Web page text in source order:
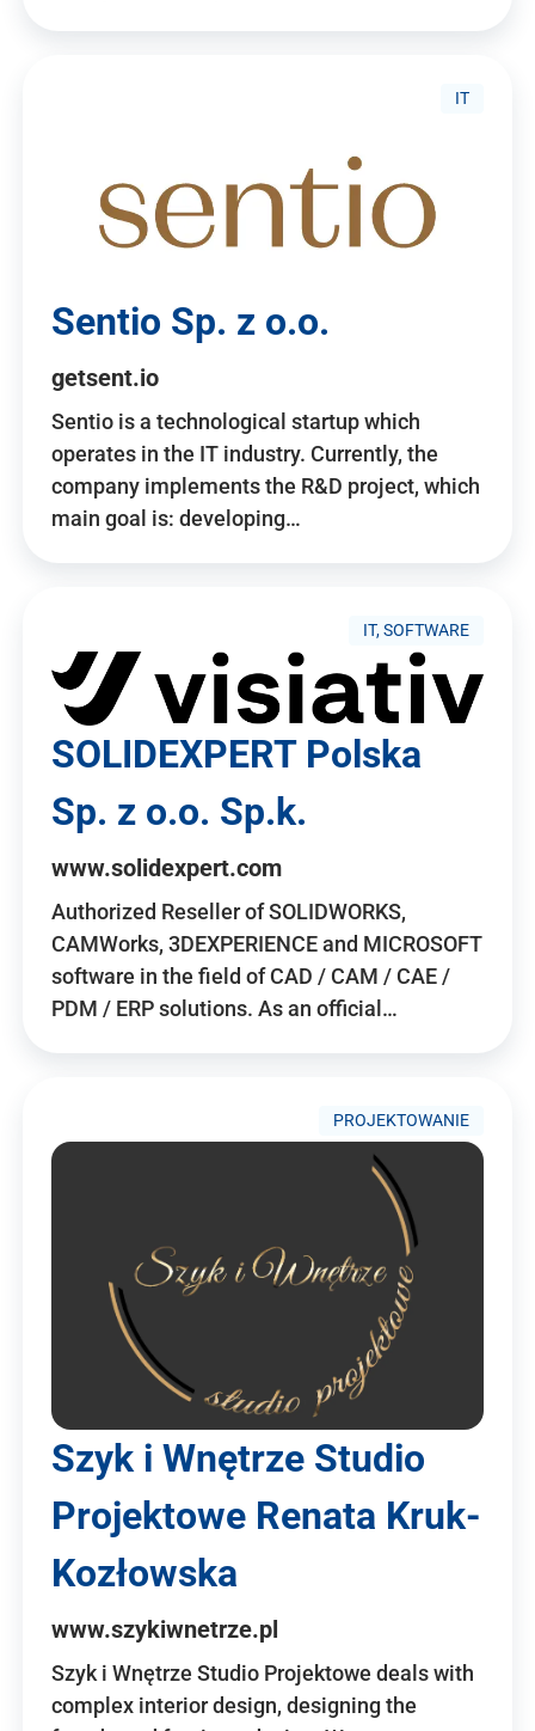
IT
Sentio Sp. z o.o.
getsent.io
Sentio is a technological startup which
operates in the IT industry. Currently, the
company implements the R&D project, which
main goal is: developing…
IT, SOFTWARE
SOLIDEXPERT Polska
Sp. z o.o. Sp.k.
www.solidexpert.com
Authorized Reseller of SOLIDWORKS,
CAMWorks, 3DEXPERIENCE and MICROSOFT
software in the field of CAD / CAM / CAE /
PDM / ERP solutions. As an official…
PROJEKTOWANIE
Szyk i Wnętrze Studio
Projektowe Renata Kruk-
Kozłowska
www.szykiwnetrze.pl
Szyk i Wnętrze Studio Projektowe deals with
complex interior design, designing the